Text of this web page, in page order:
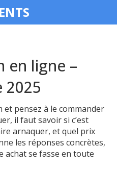
en ligne –
et pensez à le commander
il faut savoir si c’est
arnaquer, et quel prix
les réponses concrètes,
achat se fasse en toute